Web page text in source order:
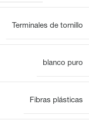
Terminales de tornillo
blanco puro
Fibras plásticas